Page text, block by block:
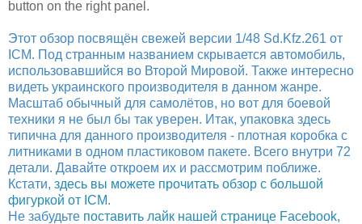
button on the right panel.
Этот обзор посвящён свежей версии 1/48 Sd.Kfz.261 от
ICM. Под странным названием скрывается автомобиль,
использовавшийся во Второй Мировой. Также интересно
видеть украинского производителя в данном жанре.
Масштаб обычный для самолётов, но вот для боевой
техники я не был бы так уверен. Итак, упаковка здесь
типична для данного производителя - плотная коробка с
литниками в одном пластиковом пакете. Всего внутри 72
детали. Давайте откроем их и рассмотрим поближе.
Кстати, здесь вы можете прочитать обзор с большой
фигуркой от ICM.
Не забудьте поставить лайк нашей странице Facebook,